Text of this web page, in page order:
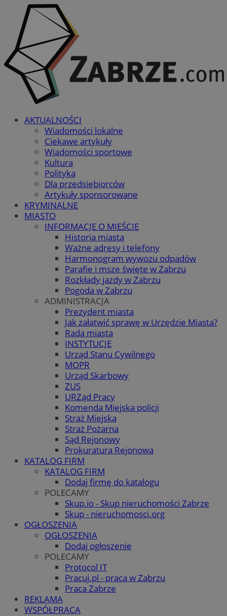
AKTUALNOŚCI
Wiadomości lokalne
Ciekawe artykuły
Wiadomości sportowe
Kultura
Polityka
Dla przedsiębiorców
Artykuły sponsorowane
KRYMINALNE
MIASTO
INFORMACJE O MIEŚCIE
Historia miasta
Ważne adresy i telefony
Harmonogram wywozu odpadów
Parafie i msze święte w Zabrzu
Rozkłady jazdy w Zabrzu
Pogoda w Zabrzu
ADMINISTRACJA
Prezydent miasta
Jak załatwić sprawę w Urzędzie Miasta?
Rada miasta
INSTYTUCJE
Urząd Stanu Cywilnego
MOPR
Urząd Skarbowy
ZUS
URZąd Pracy
Komenda Miejska policji
Straż Miejska
Straż Pożarna
Sąd Rejonowy
Prokuratura Rejonowa
KATALOG FIRM
KATALOG FIRM
Dodaj firmę do katalogu
POLECAMY
Skup.io - Skup nieruchomości Zabrze
Skup - nieruchomosci.org
OGŁOSZENIA
OGŁOSZENIA
Dodaj ogłoszenie
POLECAMY
Protocol IT
Pracuj.pl - praca w Zabrzu
Praca Zabrze
REKLAMA
WSPÓŁPRACA